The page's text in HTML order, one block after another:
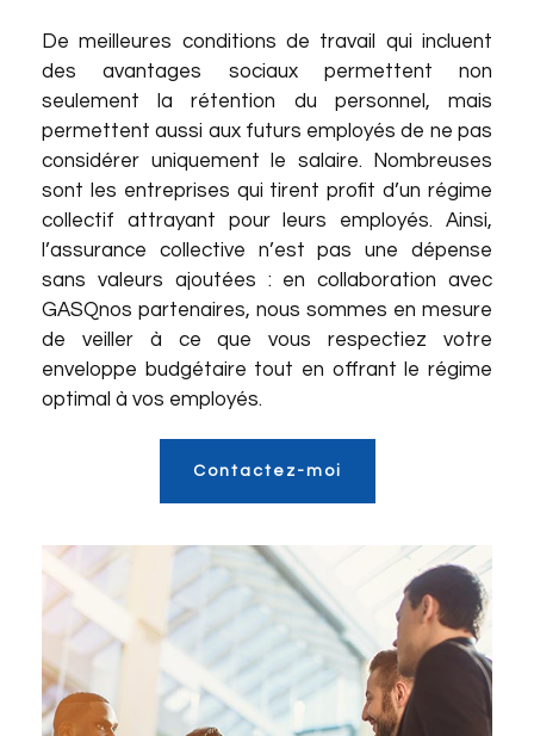
De meilleures conditions de travail qui incluent
des avantages sociaux permettent non
seulement la rétention du personnel, mais
permettent aussi aux futurs employés de ne pas
considérer uniquement le salaire. Nombreuses
sont les entreprises qui tirent profit d’un régime
collectif attrayant pour leurs employés. Ainsi,
l’assurance collective n’est pas une dépense
sans valeurs ajoutées : en collaboration avec
GASQnos partenaires, nous sommes en mesure
de veiller à ce que vous respectiez votre
enveloppe budgétaire tout en offrant le régime
optimal à vos employés.
Contactez-moi